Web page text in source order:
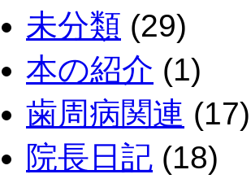
未分類 (29)
本の紹介 (1)
歯周病関連 (17)
院長日記 (18)